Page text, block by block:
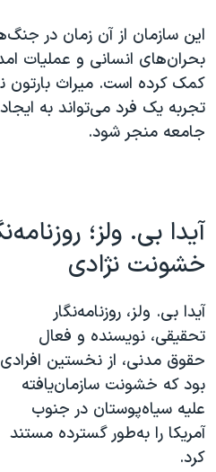
این سازمان از آن زمان در
بحران‌های انسانی و عملیات
کمک کرده است. میراث
تجربه یک فرد می‌تواند به
جامعه منجر شود.
آیدا بی. ولز؛
خشونت نژادی
آیدا بی. ولز، روزنامه‌نگار
تحقیقی، نویسنده و فعال
حقوق مدنی، از نخستین افرادی
بود که خشونت سازمان‌یافته
علیه سیاه‌پوستان در جنوب
آمریکا را به‌طور گسترده مستند
کرد.